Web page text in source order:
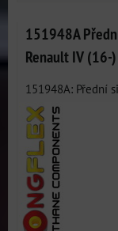
151948A
Renault IV (16-)
151948A: Přední